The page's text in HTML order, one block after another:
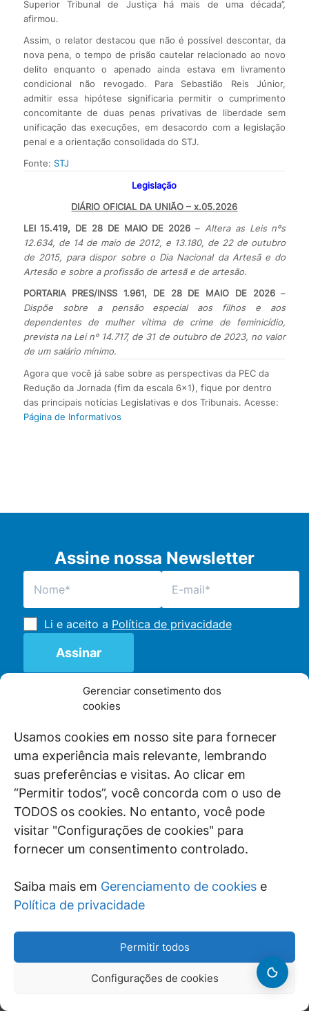
Gerenciar consetimento dos
cookies
Usamos cookies em nosso site para fornecer
uma experiência mais relevante, lembrando
suas preferências e visitas. Ao clicar em
“Permitir todos”, você concorda com o uso de
TODOS os cookies. No entanto, você pode
visitar "Configurações de cookies" para
fornecer um consentimento controlado.
Saiba mais em Gerenciamento de cookies e
Política de privacidade
Permitir todos
Configurações de cookies
Superior Tribunal de Justiça há mais de uma década”,
afirmou.
Assim, o relator destacou que não é possível descontar, da
nova pena, o tempo de prisão cautelar relacionado ao novo
delito enquanto o apenado ainda estava em livramento
condicional não revogado. Para Sebastião Reis Júnior,
admitir essa hipótese significaria permitir o cumprimento
concomitante de duas penas privativas de liberdade sem
unificação das execuções, em desacordo com a legislação
penal e a orientação consolidada do STJ.
Fonte: STJ
Legislação
DIÁRIO OFICIAL DA UNIÃO – x.05.2026
LEI 15.419, DE 28 DE MAIO DE 2026 – Altera as Leis nºs
12.634, de 14 de maio de 2012, e 13.180, de 22 de outubro
de 2015, para dispor sobre o Dia Nacional da Artesã e do
Artesão e sobre a profissão de artesã e de artesão.
PORTARIA PRES/INSS 1.961, DE 28 DE MAIO DE 2026–
Dispõe sobre a pensão especial aos filhos e aos
dependentes de mulher vítima de crime de feminicídio,
prevista na Lei nº 14.717, de 31 de outubro de 2023, no valor
de um salário mínimo.
Agora que você já sabe sobre as perspectivas da PEC da
Redução da Jornada (fim da escala 6×1), fique por dentro
das principais notícias Legislativas e dos Tribunais. Acesse:
Página de Informativos
Assine nossa Newsletter
Li e aceito a Política de privacidade
GENJURÍDICO
De maneira independente, os autores e
colaboradores do GEN Jurídico, renomados
juristas e doutrinadores nacionais, se posicionam
diante de questões relevantes do cotidiano e
universo jurídico.
ÁREAS DE INTERESSE
SIGA